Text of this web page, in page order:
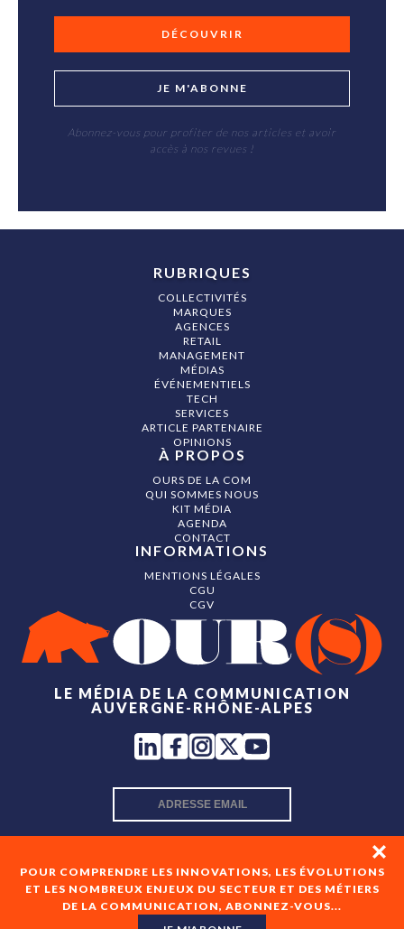
DÉCOUVRIR
JE M'ABONNE
Abonnez-vous pour profiter de nos articles et avoir
accès à nos revues !
POUR COMPRENDRE LES INNOVATIONS, LES ÉVOLUTIONS
ET LES NOMBREUX ENJEUX DU SECTEUR ET DES MÉTIERS
DE LA COMMUNICATION, ABONNEZ-VOUS...
LE MÉDIA DE LA COMMUNICATION
AUVERGNE-RHÔNE-ALPES
En cochant cette case, je consens à recevoir les newsletters
RUBRIQUES
COLLECTIVITÉS
MARQUES
AGENCES
RETAIL
MANAGEMENT
MÉDIAS
ÉVÉNEMENTIELS
TECH
SERVICES
ARTICLE PARTENAIRE
OPINIONS
À PROPOS
OURS DE LA COM
QUI SOMMES NOUS
KIT MÉDIA
AGENDA
CONTACT
INFORMATIONS
MENTIONS LÉGALES
CGU
CGV